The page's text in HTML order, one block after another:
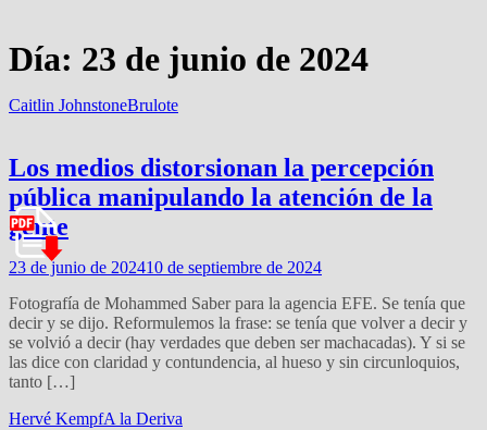
Día: 23 de junio de 2024
Caitlin JohnstoneBrulote
Los medios distorsionan la percepción
pública manipulando la atención de la
gente
23 de junio de 202410 de septiembre de 2024
Fotografía de Mohammed Saber para la agencia EFE. Se tenía que
decir y se dijo. Reformulemos la frase: se tenía que volver a decir y
se volvió a decir (hay verdades que deben ser machacadas). Y si se
las dice con claridad y contundencia, al hueso y sin circunloquios,
tanto […]
Hervé KempfA la Deriva